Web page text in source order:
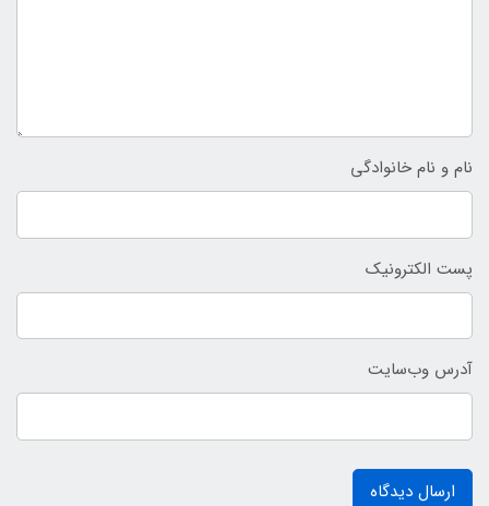
نام و نام خانوادگی
پست الکترونیک
آدرس وب‌سایت
ارسال دیدگاه